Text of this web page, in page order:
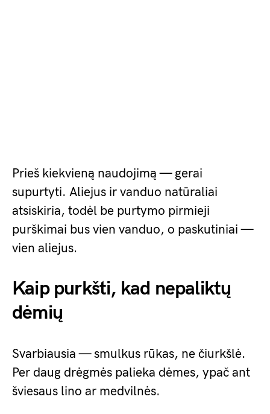
Prieš kiekvieną naudojimą — gerai
supurtyti. Aliejus ir vanduo natūraliai
atsiskiria, todėl be purtymo pirmieji
purškimai bus vien vanduo, o paskutiniai —
vien aliejus.
Kaip purkšti, kad nepaliktų
dėmių
Svarbiausia — smulkus rūkas, ne čiurkšlė.
Per daug drėgmės palieka dėmes, ypač ant
šviesaus lino ar medvilnės.